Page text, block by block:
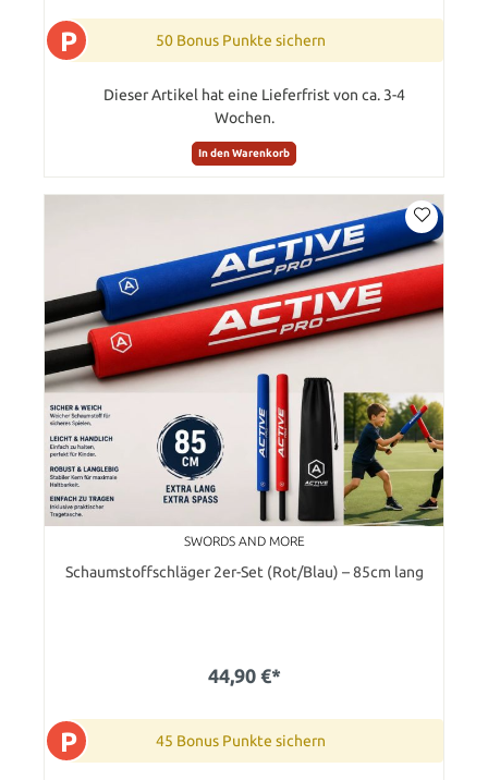
P 50 Bonus Punkte sichern
Dieser Artikel hat eine Lieferfrist von ca. 3-4
Wochen.
In den Warenkorb
SWORDS AND MORE
Schaumstoffschläger 2er-Set (Rot/Blau) – 85cm lang
44,90 €*
P 45 Bonus Punkte sichern